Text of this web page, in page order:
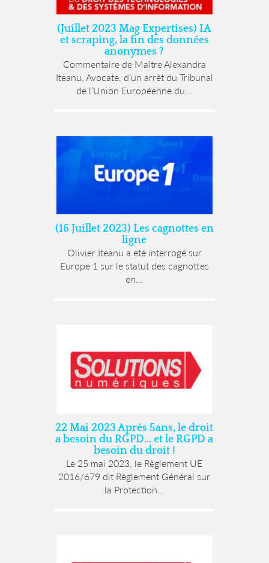
(Juillet 2023 Mag Expertises) IA
et scraping, la fin des données
anonymes ?
Commentaire de Maître Alexandra
Iteanu, Avocate, d’un arrêt du Tribunal
de l’Union Européenne du...
(16 Juillet 2023) Les cagnottes en
ligne
Olivier Iteanu a été interrogé sur
Europe 1 sur le statut des cagnottes
en...
22 Mai 2023 Après 5ans, le droit
a besoin du RGPD… et le RGPD a
besoin du droit !
Le 25 mai 2023, le Règlement UE
2016/679 dit Règlement Général sur
la Protection...